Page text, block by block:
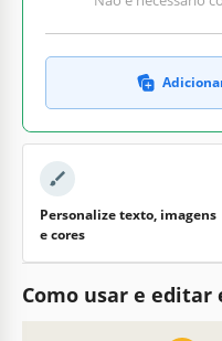
Personalize texto, imagens
e cores
Como usar e editar